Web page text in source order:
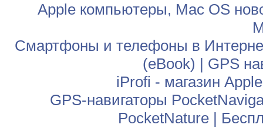
Apple компьютеры, Mac OS
Смартфоны и телефоны в
(eBook) | GPS
iProfi - магазин
GPS-навигаторы
PocketNature|